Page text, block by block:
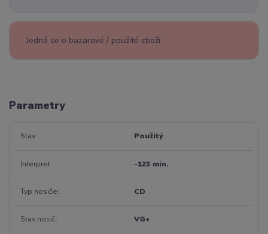
Jedná se o bazarové / použité zboží
Parametry
Stav Použitý
Interpret -123 min.
Typ nosiče CD
Stav nosič VG+